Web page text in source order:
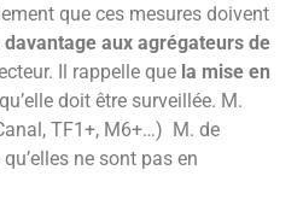
que ces mesures doivent
davantage aux agrégateurs de
Il rappelle que la mise en
doit être surveillée. M.
TF1+, M6+…) M. de
ne sont pas en